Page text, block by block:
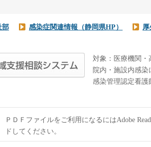
部 感染症関連情報（静岡県HP）
対象：医療機関・
院内・施設内感
感染管理認定看
ＰＤＦファイルをご利用になるにはAdobe
ドしてください。